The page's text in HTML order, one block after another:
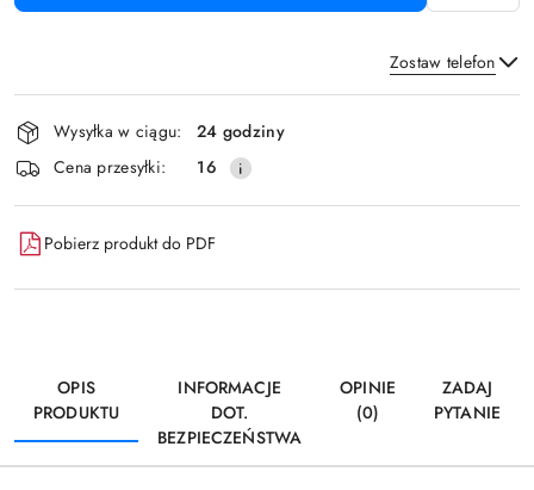
Zostaw telefon
Wyślij
Dostępność
i
dostawa
Wysyłka w ciągu:
24 godziny
Cena przesyłki:
16
Pobierz produkt do PDF
OPIS
PRODUKTU
INFORMACJE
DOT.
BEZPIECZEŃSTWA
OPINIE
(0)
ZADAJ
PYTANIE